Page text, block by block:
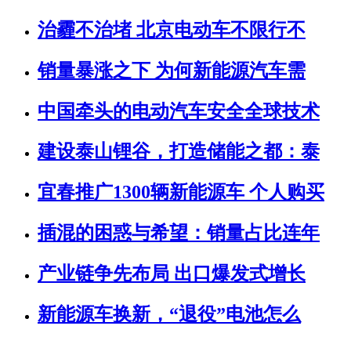
治霾不治堵 北京电动车不限行不
销量暴涨之下 为何新能源汽车需
中国牵头的电动汽车安全全球技术
建设泰山锂谷，打造储能之都：泰
宜春推广1300辆新能源车 个人购买
插混的困惑与希望：销量占比连年
产业链争先布局 出口爆发式增长
新能源车换新，“退役”电池怎么